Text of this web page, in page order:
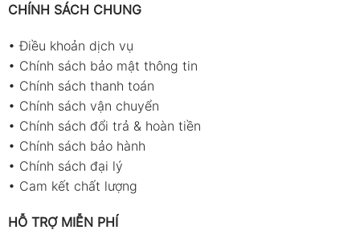
CHÍNH SÁCH CHUNG
•Điều khoản dịch vụ
• Chính sách bảo mật thông tin
• Chính sách thanh toán
• Chính sách vận chuyển
• Chính sách đổi trả & hoàn tiền
• Chính sách bảo hành
• Chính sách đại lý
• Cam kết chất lượng
HỖ TRỢ MIỄN PHÍ